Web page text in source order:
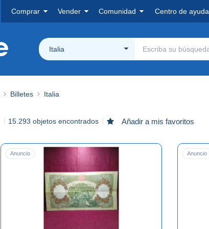
Comprar Vender Comunidad Centro de ayuda
Italia
Billetes Italia
15.293 objetos encontrados Añadir a mis favoritos
Anuncio Anuncio